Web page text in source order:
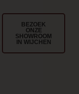
BEZOEK
ONZE
SHOWROOM
IN WIJCHEN